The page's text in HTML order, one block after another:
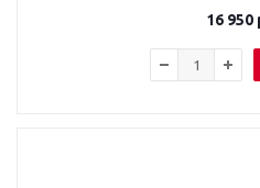
16 950